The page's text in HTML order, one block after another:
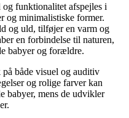
og funktionalitet afspejles i
og minimalistiske former.
og uld, tilføjer en varm og
en forbindelse til naturen,
babyer og forældre.
både visuel og auditiv
og rolige farver kan
babyer, mens de udvikler